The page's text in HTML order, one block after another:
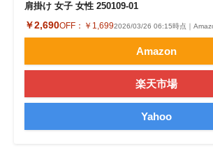
肩掛け 女子 女性 250109-01
￥2,690OFF： ￥1,6992026/03/26 06:15時点｜
Amazon
楽天市場
Yahoo